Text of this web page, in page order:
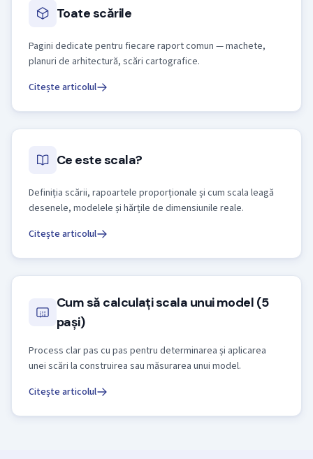
Toate scările
Pagini dedicate pentru fiecare raport comun — machete,
planuri de arhitectură, scări cartografice.
Citește articolul
Ce este scala?
Definiția scării, rapoartele proporționale și cum scala leagă
desenele, modelele și hărțile de dimensiunile reale.
Citește articolul
Cum să calculați scala unui model (5
pași)
Process clar pas cu pas pentru determinarea și aplicarea
unei scări la construirea sau măsurarea unui model.
Citește articolul